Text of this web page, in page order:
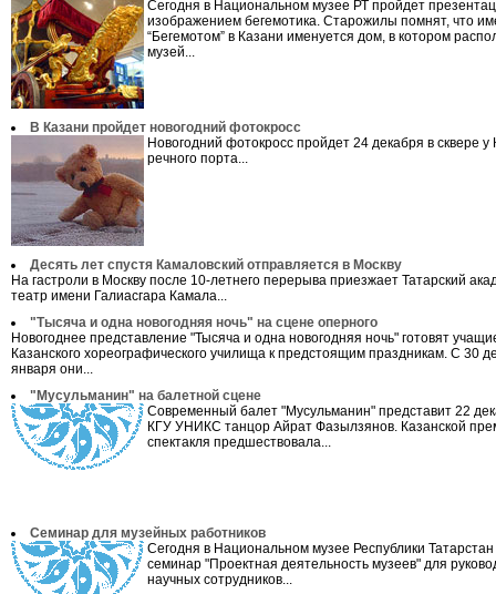
Сегодня в Национальном музее РТ пройдет
изображением бегемотика. Старожилы помнят, что
“Бегемотом” в Казани именуется дом, в котором
музей...
В Казани пройдет новогодний фотокросс
Новогодний фотокросс пройдет 24 декабря в сквере у
речного порта...
Десять лет спустя Камаловский отправляется в Москву
На гастроли в Москву после 10-летнего перерыва приезжает Татарский
театр имени Галиасгара Камала...
"Тысяча и одна новогодняя ночь" на сцене оперного
Новогоднее представление "Тысяча и одна новогодняя ночь" готовят
Казанского хореографического училища к предстоящим праздникам. С 30
января они...
"Мусульманин" на балетной сцене
Современный балет "Мусульманин" представит 22
КГУ УНИКС танцор Айрат Фазылзянов. Казанской
спектакля предшествовала...
Семинар для музейных работников
Сегодня в Национальном музее Республики Татарстан
семинар "Проектная деятельность музеев" для
научных сотрудников...